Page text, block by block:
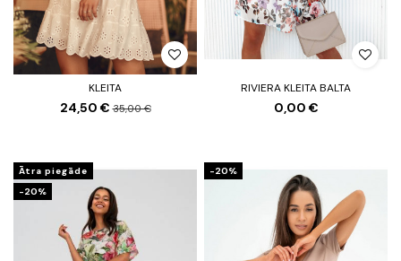
KLEITA
24,50 €35,00 €
RIVIERA KLEITA BALTA
0,00 €
Ātra piegāde
-20%
-20%